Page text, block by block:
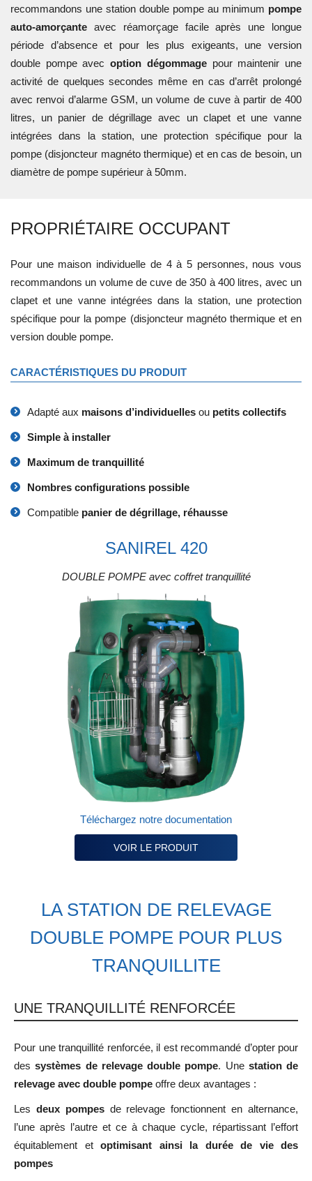
recommandons une station double pompe au minimum pompe
auto-amorçante avec réamorçage facile après une longue
période d’absence et pour les plus exigeants, une version
double pompe avecoption dégommagepour maintenir une
activité de quelques secondes même en cas d’arrêt prolongé
avec renvoi d’alarme GSM, un volume de cuve à partir de 400
litres, un panier de dégrillage avec un clapet et une vanne
intégrées dans la station, une protection spécifique pour la
pompe (disjoncteur magnéto thermique) et en cas de besoin, un
diamètre de pompe supérieur à 50mm.
PROPRIÉTAIRE OCCUPANT
Pour une maison individuelle de 4 à 5 personnes, nous vous
recommandons un volume de cuve de 350 à 400 litres, avec un
clapet et une vanne intégrées dans la station, une protection
spécifique pour la pompe (disjoncteur magnéto thermique et en
version double pompe.
CARACTÉRISTIQUES DU PRODUIT
Adapté aux maisons d’individuelles ou petits collectifs
Simple à installer
Maximum de tranquillité
Nombres configurations possible
Compatible panier de dégrillage, réhausse
SANIREL 420
DOUBLE POMPE avec coffret tranquillité
Téléchargez notre documentation
VOIR LE PRODUIT
LA STATION DE RELEVAGE
DOUBLE POMPE POUR PLUS
TRANQUILLITE
UNE TRANQUILLITÉ RENFORCÉE
Pour une tranquillité renforcée, il est recommandé d’opter pour
dessystèmes de relevage double pompe. Une station de
relevage avec double pompe offre deux avantages :
Les deux pompesde relevage fonctionnent en alternance,
l’une après l’autre et ce à chaque cycle, répartissant l’effort
équitablement et optimisant ainsi la durée de vie des
pompes